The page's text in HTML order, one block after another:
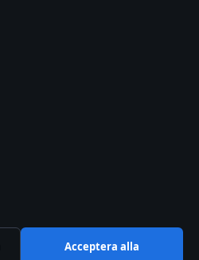
Acceptera alla